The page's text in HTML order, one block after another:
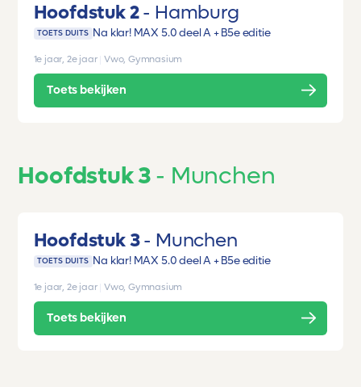
Hoofdstuk 2 Hamburg
TOETS DUITS Na klar! MAX 5.0 deel A + B5e editie
1e jaar, 2e jaar Vwo, Gymnasium
Toets bekijken
Hoofdstuk 3 Munchen
Hoofdstuk 3 Munchen
TOETS DUITS Na klar! MAX 5.0 deel A + B5e editie
1e jaar, 2e jaar Vwo, Gymnasium
Toets bekijken